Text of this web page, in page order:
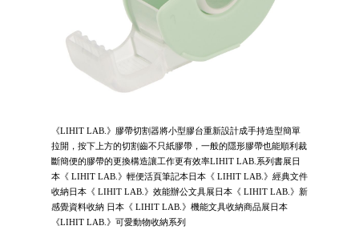
《LIHIT LAB.》膠帶切割器將小型膠台重新設計成手持造型簡單
拉開，按下上方的切割齒不只紙膠帶，一般的隱形膠帶也能順利裁
斷簡便的膠帶的更換構造讓工作更有效率LIHIT LAB.系列書展日
本《 LIHIT LAB.》輕便活頁筆記本日本《 LIHIT LAB.》經典文件
收納日本《 LIHIT LAB.》效能辦公文具展日本《 LIHIT LAB.》新
感覺資料收納 日本《 LIHIT LAB.》機能文具收納商品展日本
《LIHIT LAB.》可愛動物收納系列